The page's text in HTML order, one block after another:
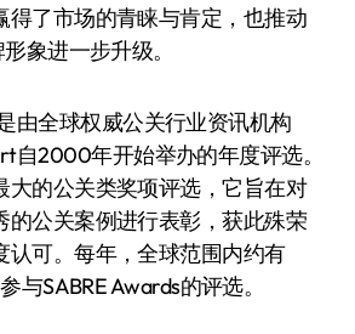
得了市场的青睐与肯定，也推动
象进一步升级。
由全球权威公关行业资讯机构
自2000年开始举办的年度评选。
大的公关类奖项评选，它旨在对
的公关案例进行表彰，获此殊荣
认可。每年，全球范围内约有
SABRE Awards的评选。